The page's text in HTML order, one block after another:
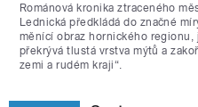
Románová kronika ztraceného
Lednická předkládá do značné
měnící obraz hornického
překrývá tlustá vrstva mýtů a
zemi a rudém kraji“.